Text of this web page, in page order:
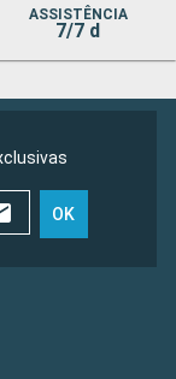
ASSISTÊNCIA
7/7 d
OK